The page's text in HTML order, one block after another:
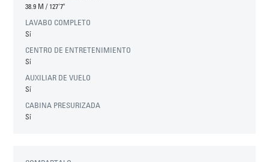
38.9 M/127'7"
LAVABO COMPLETO
Sí
CENTRO DE ENTRETENIMIENTO
Sí
AUXILIAR DE VUELO
Sí
CABINA PRESURIZADA
Sí